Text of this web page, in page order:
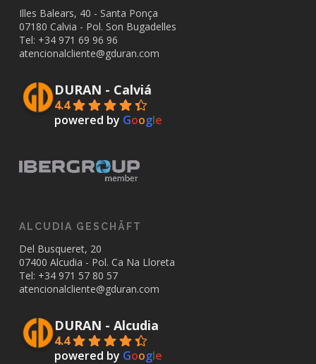
Illes Balears, 40 - Santa Ponça
07180 Calvia - Pol. Son Bugadelles
Tel: +34 971 69 96 96
atencionalcliente@gduran.com
DURAN - Calviá
4.4
powered by Google
ALCUDIA GESCHÄFT
Del Busqueret, 20
07400 Alcudia - Pol. Ca Na Lloreta
Tel: +34 971 57 80 57
atencionalcliente@gduran.com
DURAN - Alcudia
4.4
powered by Google